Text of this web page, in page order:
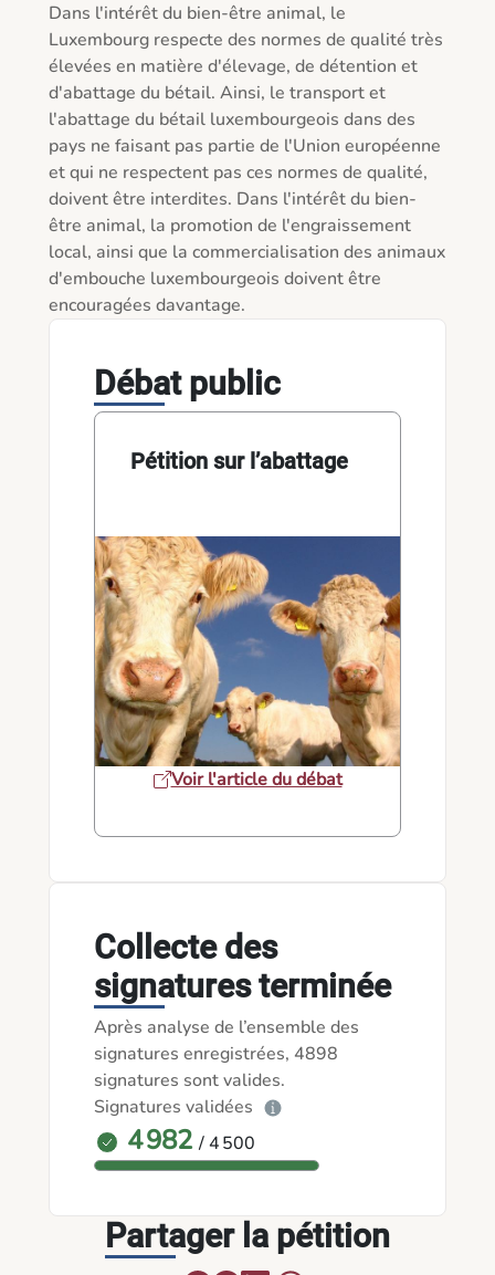
Dans l'intérêt du bien-être animal, le
Luxembourg respecte des normes de qualité très
élevées en matière d'élevage, de détention et
d'abattage du bétail. Ainsi, le transport et
l'abattage du bétail luxembourgeois dans des
pays ne faisant pas partie de l'Union européenne
et qui ne respectent pas ces normes de qualité,
doivent être interdites. Dans l'intérêt du bien-
être animal, la promotion de l'engraissement
local, ainsi que la commercialisation des animaux
d'embouche luxembourgeois doivent être
Débat public
Pétition sur l’abattage
Voir l'article du débat
Collecte des
signatures terminée
Après analyse de l’ensemble des
signatures enregistrées, 4898
signatures sont valides.
Signatures validées
4 982 / 4 500
Partager la pétition